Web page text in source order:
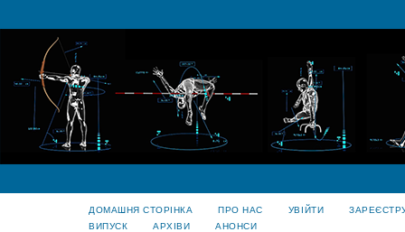
ДОМАШНЯ СТОРІНКА ПРО НАС УВІЙТИ
ВИПУСК
АРХІВИ АНОНСИ